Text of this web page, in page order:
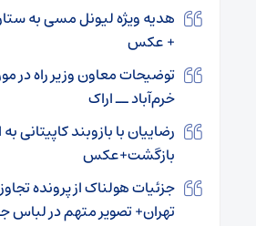
هدیه ویژه لیونل مسی به
+ عکس
توضیحات معاون وزیر راه در
خرم‌آباد ــ اراک
رضاییان با بازوبند کاپیتانی
بازگشت+عکس
جزئیات هولناک از پرونده
تهران+ تصویر متهم در لباس